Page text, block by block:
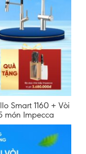
Smart 1160 + Vòi
món Impecca